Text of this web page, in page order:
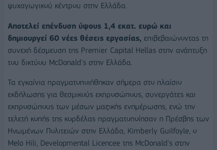
ψυχαγωγικού κέντρου στην Ελλάδα.
Αποτελεί επένδυση ύψους 1,4 εκατ. ευρώ και
δημιουργεί 60 νέες θέσεις εργασίας, επιβεβαιώνοντας τη
συνεχή δέσμευση της Premier Capital Hellas στην ανάπτυξη
του δικτύου McDonald's στην Ελλάδα.
Τα εγκαίνια πραγματοποιήθηκαν σήμερα στο πλαίσιο
εκδήλωσης για θεσμικούς εκπροσώπους, συνεργάτες και
εκπροσώπους των μέσων μαζικής ενημέρωσης, ενώ την
τελετή κοπής της κορδέλας πραγματοποίησαν η Πρέσβης των
Ηνωμένων Πολιτειών στην Ελλάδα, Kimberly Guilfoyle, ο
Melo Hili, Developmental Licencee της McDonald's στην